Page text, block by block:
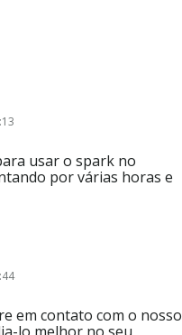
usar o spark no
por várias horas e
em contato com o nosso